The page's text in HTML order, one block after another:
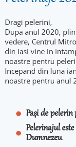
Dragi pelerini,
Dupa anul 2020,
vedere, Centrul
din Iasi vine in
noastre pentru
Incepand din luna
noastre pentru anul
Pași de
Pelerinajul
Dumnezeu